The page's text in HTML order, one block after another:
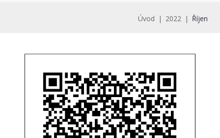
Úvod | 2022 | Říjen